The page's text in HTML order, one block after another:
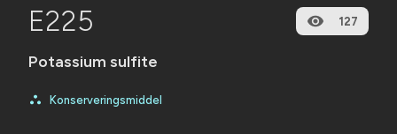
E225 127
Potassium sulfite
Konserveringsmiddel